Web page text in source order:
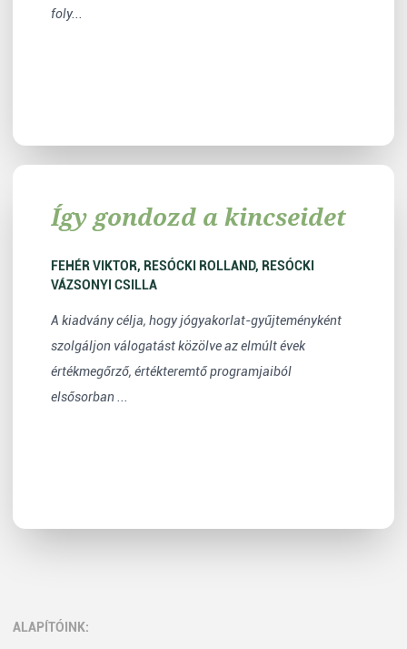
foly...
Így gondozd a kincseidet
FEHÉR VIKTOR, RESÓCKI ROLLAND, RESÓCKI
VÁZSONYI CSILLA
A kiadvány célja, hogy jógyakorlat-gyűjteményként
szolgáljon válogatást közölve az elmúlt évek
értékmegőrző, értékteremtő programjaiból
elsősorban ...
ALAPÍTÓINK: